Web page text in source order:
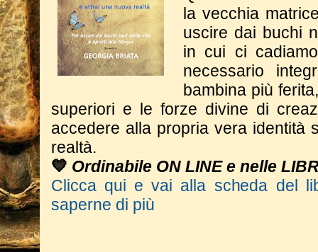
la vecchia
uscire dai buchi
in cui ci
necessario
bambina più
superiori e le forze divine di
accedere alla propria vera identità
realtà.
💙 Ordinabile ON LINE e nelle
Clicca qui e vai alla scheda del
saperne di più